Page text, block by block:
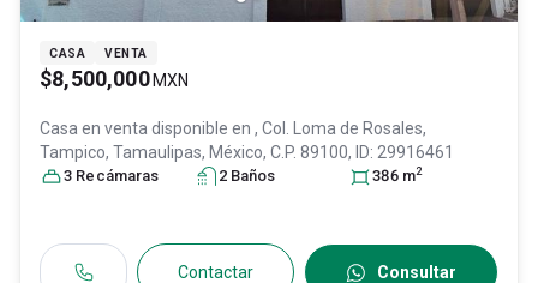
CASA VENTA
$8,500,000 MXN
Casa en venta disponible en , Col. Loma de Rosales,
Tampico, Tamaulipas, México, C.P. 89100, ID: 29916461
3 Recámaras 2 Baños 386 m2
Contactar Consultar